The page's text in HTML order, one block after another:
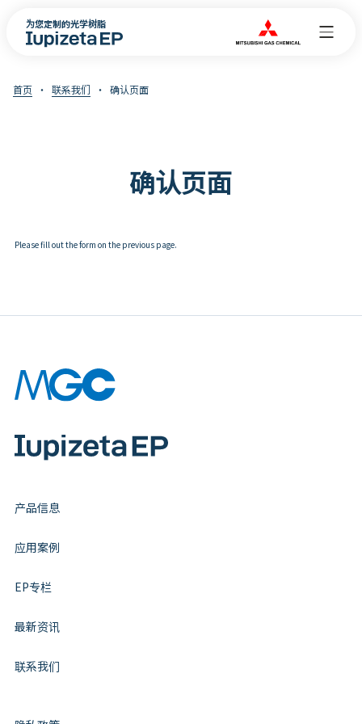
为您定制的光学树脂
首页 联系我们 确认页面
确认页面
Please fill out the form on the previous page.
产品信息
应用案例
EP专栏
最新资讯
联系我们